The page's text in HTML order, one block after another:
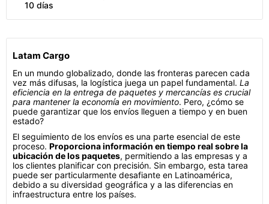
10 días
Latam Cargo
En un mundo globalizado, donde las fronteras parecen cada
vez más difusas, la logística juega un papel fundamental. La
eficiencia en la entrega de paquetes y mercancías es crucial
para mantener la economía en movimiento. Pero, ¿cómo se
puede garantizar que los envíos lleguen a tiempo y en buen
estado?
El seguimiento de los envíos es una parte esencial de este
proceso. Proporciona información en tiempo real sobre la
ubicación de los paquetes, permitiendo a las empresas y a
los clientes planificar con precisión. Sin embargo, esta tarea
puede ser particularmente desafiante en Latinoamérica,
debido a su diversidad geográfica y a las diferencias en
infraestructura entre los países.